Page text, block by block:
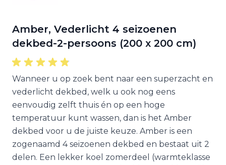
Amber, Vederlicht 4 seizoenen
dekbed-2-persoons (200 x 200 cm)
Wanneer u op zoek bent naar een superzacht en
vederlicht dekbed, welk u ook nog eens
eenvoudig zelft thuis én op een hoge
temperatuur kunt wassen, dan is het Amber
dekbed voor u de juiste keuze. Amber is een
zogenaamd 4 seizoenen dekbed en bestaat uit 2
delen. Een lekker koel zomerdeel (warmteklasse